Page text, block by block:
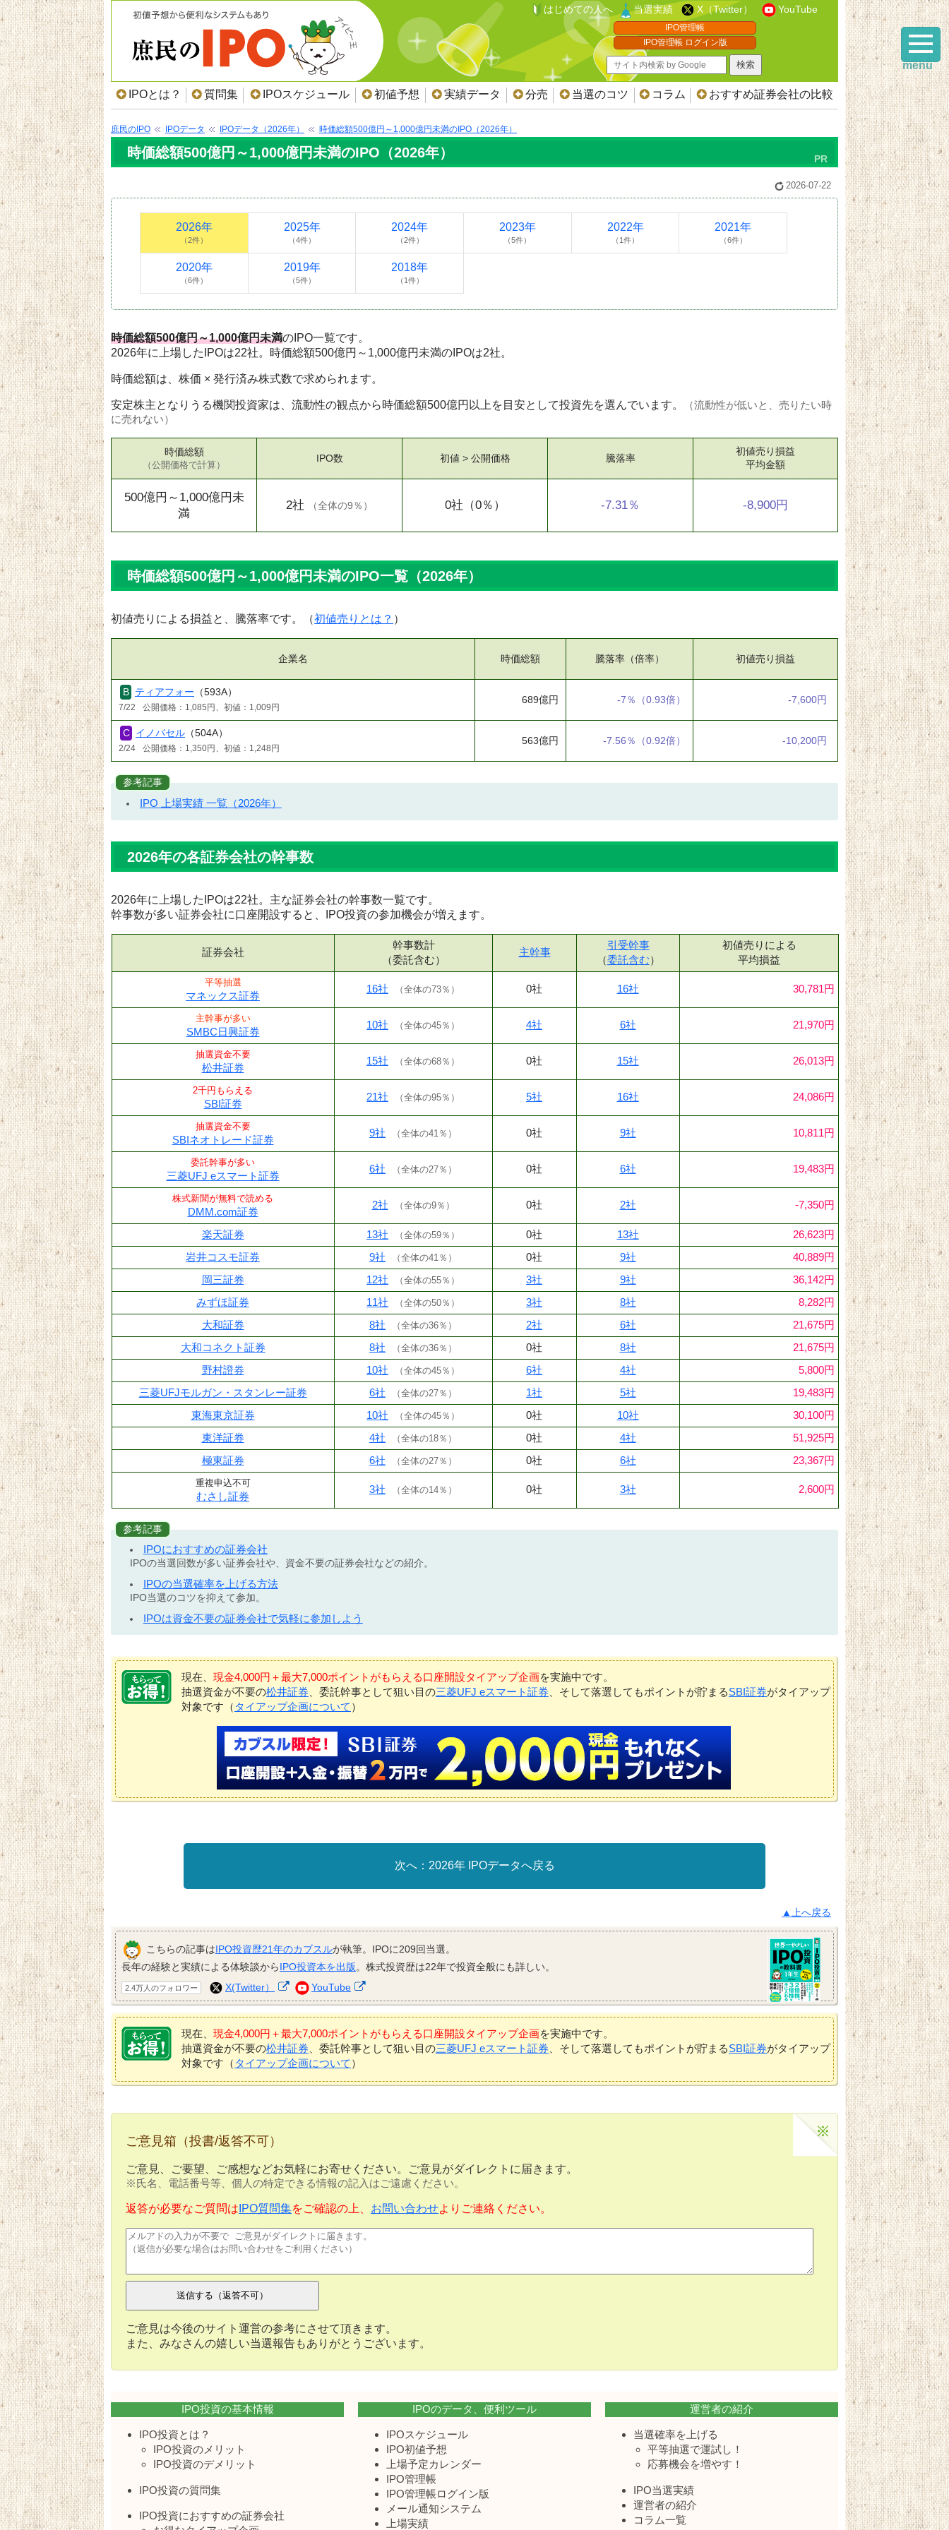
はじめての人へ 当選実績 X（Twitter） YouTube
IPO管理帳
IPO管理帳 ログイン版
IPOとは？ 質問集 IPOスケジュール 初値予想 実績データ 分売 当選のコツ コラム おすすめ証券会社の比較
庶民のIPO IPOデータ IPOデータ（2026年） 時価総額500億円～1,000億円未満のIPO（2026年）
時価総額500億円～1,000億円未満のIPO（2026年）
2026-07-22
2026年
（2件）
2025年
（4件）
2024年
（2件）
2023年
（5件）
2022年
（1件）
2021年
（6件）
2020年
（6件）
2019年
（5件）
2018年
（1件）
時価総額500億円～1,000億円未満のIPO一覧です。
2026年に上場したIPOは22社。時価総額500億円～1,000億円未満のIPOは2社。
時価総額は、株価 × 発行済み株式数で求められます。
安定株主となりうる機関投資家は、流動性の観点から時価総額500億円以上を目安として投資先を選んでいます。
（流動性が低いと、売りたい時
に売れない）
時価総額
（公開価格で計算）
500億円～1,000億円未
満
IPO数
2社 （全体の9％ ）
初値 > 公開価格
0社 （0％）
騰落率
-7.31％
初値売り損益
平均金額
-8,900円
時価総額500億円～1,000億円未満のIPO一覧（2026年）
初値売りによる損益と、騰落率です。（初値売りとは？ ）
企業名 時価総額 騰落率（倍率） 初値売り損益
ティアフォー （593A）
7/22 公開価格：1,085円、初値：1,009円
689億円 -7％ （0.93倍） -7,600円
イノバセル （504A）
2/24 公開価格：1,350円、初値：1,248円
563億円 -7.56％ （0.92倍） -10,200円
参考記事
IPO 上場実績 一覧（2026年）
2026年の各証券会社の幹事数
2026年に上場したIPOは22社。主な証券会社の幹事数一覧です。
幹事数が多い証券会社に口座開設すると、IPO投資の参加機会が増えます。
証券会社
幹事数計
（委託含む）
主幹事
引受幹事
（委託含む）
初値売りによる
平均損益
平等抽選
マネックス証券
16社 （全体の73％ ） 0社 16社 30,781円
主幹事が多い
SMBC日興証券
10社 （全体の45％ ） 4社 6社 21,970円
抽選資金不要
松井証券
15社 （全体の68％ ） 0社 15社 26,013円
2千円もらえる
SBI証券
21社 （全体の95％ ） 5社 16社 24,086円
抽選資金不要
SBIネオトレード証券
9社 （全体の41％ ） 0社 9社 10,811円
委託幹事が多い
三菱UFJ eスマート証券
6社 （全体の27％ ） 0社 6社 19,483円
株式新聞が無料で読める
DMM.com証券
2社 （全体の9％ ） 0社 2社 -7,350円
楽天証券 13社 （全体の59％ ） 0社 13社
26,623円
岩井コスモ証券
9社 （全体の41％ ） 0社 9社
40,889円
岡三証券
12社 （全体の55％ ） 3社 9社
36,142円
みずほ証券
11社 （全体の50％ ） 3社 8社
8,282円
大和証券
8社 （全体の36％ ） 2社 6社
21,675円
大和コネクト証券
8社 （全体の36％ ） 0社 8社
21,675円
野村證券
10社 （全体の45％ ） 6社 4社
5,800円
三菱UFJモルガン・スタンレー証券
6社 （全体の27％ ） 1社 5社
19,483円
東海東京証券
10社 （全体の45％ ） 0社 10社
30,100円
東洋証券
4社 （全体の18％ ） 0社 4社
51,925円
極東証券
6社 （全体の27％ ） 0社 6社 23,367円
重複申込不可
むさし証券
3社 （全体の14％ ） 0社 3社 2,600円
参考記事
IPOにおすすめの証券会社
IPOの当選回数が多い証券会社や、資金不要の証券会社などの紹介。
IPOの当選確率を上げる方法
IPO当選のコツを抑えて参加。
IPOは資金不要の証券会社で気軽に参加しよう
現在、 現金4,000円＋最大7,000ポイントがもらえる口座開設タイアップ企画を実施中です。
抽選資金が不要の松井証券 、委託幹事として狙い目の三菱UFJ eスマート証券 、そして落選してもポイントが貯まるSBI証券がタイアップ
対象です（ タイアップ企画について ）
2026年 IPOデータへ戻る
▲上へ戻る
こちらの記事はIPO投資歴21年のカブスルが執筆。IPOに209回当選。
長年の経験と実績による体験談からIPO投資本を出版。株式投資歴は22年で投資全般にも詳しい。
2.4万人のフォロワー X(Twitter） YouTube
現在、 現金4,000円＋最大7,000ポイントがもらえる口座開設タイアップ企画を実施中です。
抽選資金が不要の松井証券 、委託幹事として狙い目の三菱UFJ eスマート証券 、そして落選してもポイントが貯まるSBI証券がタイアップ
対象です（ タイアップ企画について ）
ご意見箱（投書/返答不可）
ご意見、ご要望、ご感想などお気軽にお寄せください。ご意見がダイレクトに届きます。
※氏名、電話番号等、個人の特定できる情報の記入はご遠慮ください。
返答が必要なご質問は IPO質問集をご確認の上、 お問い合わせよりご連絡ください。
ご意見は今後のサイト運営の参考にさせて頂きます。
また、みなさんの嬉しい当選報告もありがとうございます。
IPO投資の基本情報
IPO投資とは？
IPO投資のメリット
IPO投資のデメリット
IPO投資の質問集
IPO投資におすすめの証券会社
IPOのデータ、便利ツール
IPOスケジュール
IPO初値予想
上場予定カレンダー
IPO管理帳
IPO管理帳ログイン版
メール通知システム
上場実績
運営者の紹介
当選確率を上げる
平等抽選で運試し！
応募機会を増やす！
IPO当選実績
運営者の紹介
コラム一覧
menu